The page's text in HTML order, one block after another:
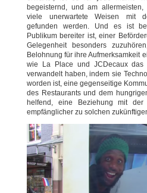
begeisternd, und am
viele unerwartete Weisen mit
gefunden werden. Und es ist
Publikum bereiter ist, einer
Gelegenheit besonders
Belohnung für ihre Aufmerksamkeit
wie La Place und JCDecaux das
verwandelt haben, indem sie
worden ist, eine gegenseitige
des Restaurants und dem
helfend, eine Beziehung mit
empfänglicher zu solchen